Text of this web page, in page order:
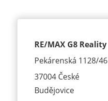
RE/MAX G8 Reality
Pekárenská 1128/46
37004 České
Budějovice